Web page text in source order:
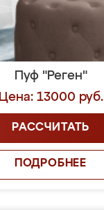
Пуф "Реген"
Цена: 13000 руб.
РАССЧИТАТЬ
ПОДРОБНЕЕ